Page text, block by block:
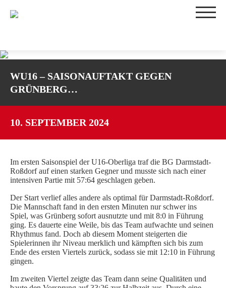
TEAMS
1. DAMEN
2. DAMEN
3. DAMEN
WU16-1
WU14-2
WU12
TRAININGSZEITEN
SPIELBETRIEB
SPIELORGANISATION
SPIELPLÄNE UND ERGEBNISSE
WU16 – SAISONAUFTAKT GEGEN
GRÜNBERG…
10. SEPTEMBER 2024
Im ersten Saisonspiel der U16-Oberliga traf die BG Darmstadt-
Roßdorf auf einen starken Gegner und musste sich nach einer
intensiven Partie mit 57:64 geschlagen geben.
Der Start verlief alles andere als optimal für Darmstadt-Roßdorf.
Die Mannschaft fand in den ersten Minuten nur schwer ins
Spiel, was Grünberg sofort ausnutzte und mit 8:0 in Führung
ging. Es dauerte eine Weile, bis das Team aufwachte und seinen
Rhythmus fand. Doch ab diesem Moment steigerten die
Spielerinnen ihr Niveau merklich und kämpften sich bis zum
Ende des ersten Viertels zurück, sodass sie mit 12:10 in Führung
gingen.
Im zweiten Viertel zeigte das Team dann seine Qualitäten und